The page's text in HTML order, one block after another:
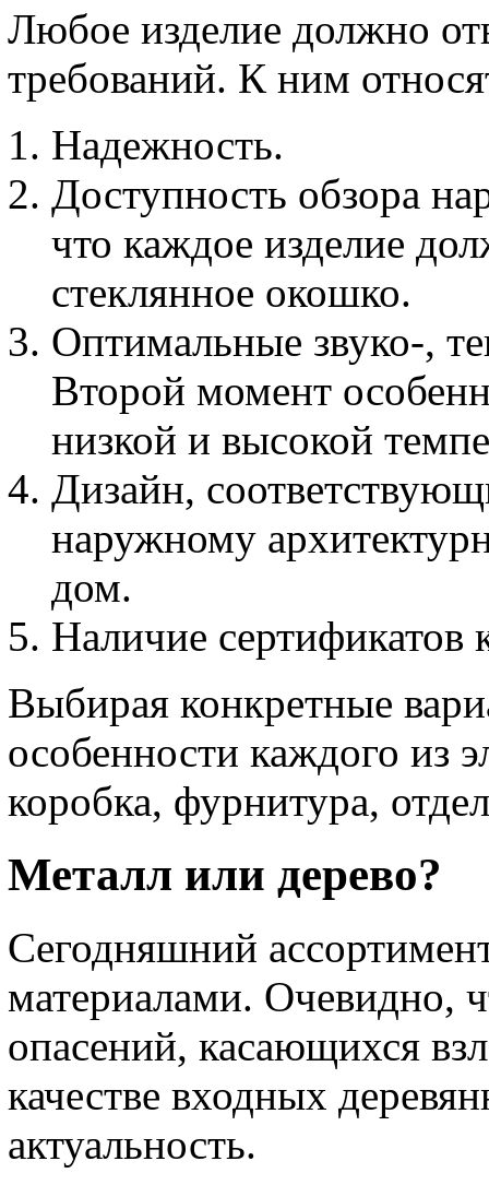
Любое изделие должно
требований. К ним
Надежность.
Доступность обзора
что каждое изделие
стеклянное окошко.
Оптимальные звуко-,
Второй момент
низкой и высокой
Дизайн,
наружному
дом.
Наличие сертификатов
Выбирая конкретные
особенности каждого из
коробка, фурнитура,
Металл или дерево?
Сегодняшний
материалами. Очевидно,
опасений, касающихся
качестве входных
актуальность.